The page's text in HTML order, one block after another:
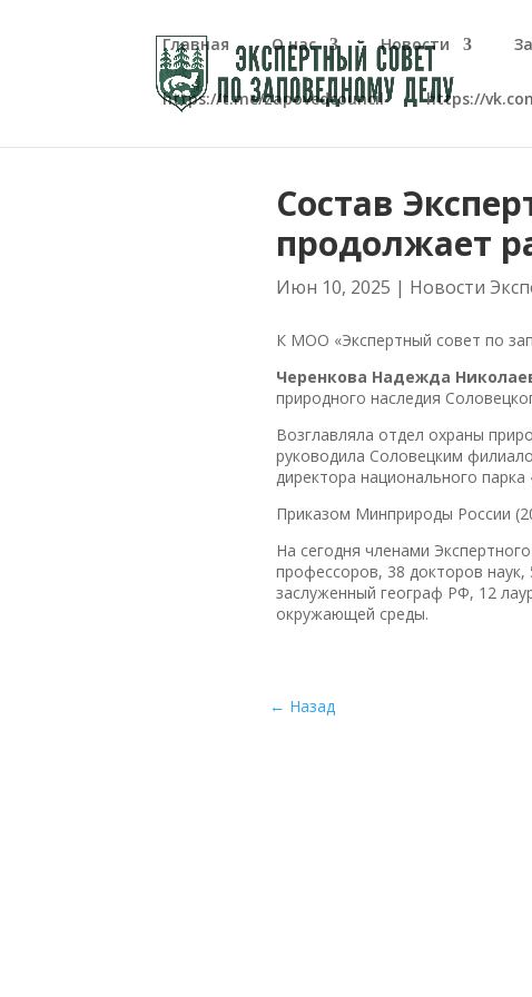
Главная О нас Новости
https://t.me/zapovedcouncil https://
Состав
продолжает
Июн 10, 2025 | Новости
К МОО «Экспертный совет по
Черенкова Надежда
природного наследия
Возглавляла отдел охраны
руководила Соловецким
директора национального парка
Приказом Минприроды России
На сегодня членами
профессоров, 38 докторов
заслуженный географ РФ, 12
окружающей среды.
← Назад